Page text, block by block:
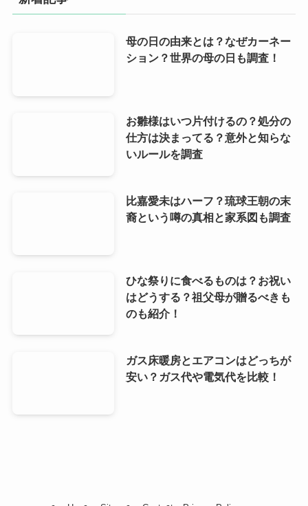
ブ
母の日の由来とは？なぜカーネー
ション？世界の母の日も調査！
お雛様はいつ片付けるの？処分の
仕方は決まってる？意外と知らな
いルールを調査
比嘉愛未はハーフ？琉球王朝の末
裔という噂の真相と家系図も調査
ひな祭りに食べるものは？お祝い
はどうする？祖父母が贈るべきも
のも紹介！
ガス床暖房とエアコンはどっちが
安い？ガス代や電気代を比較！